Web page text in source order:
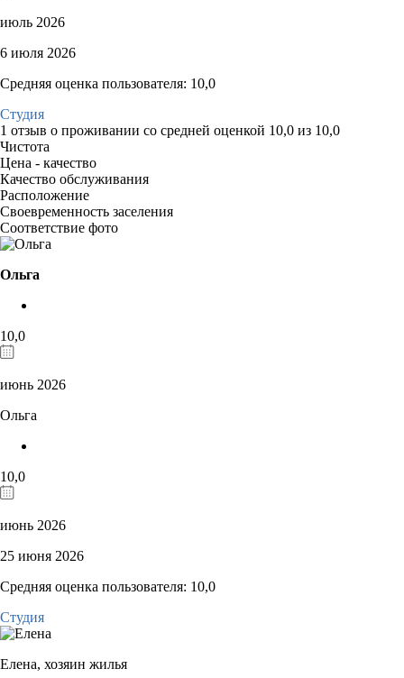
июль 2026
6 июля 2026
Средняя оценка пользователя: 10,0
Студия
1 отзыв о проживании со средней оценкой 10,0 из 10,0
Чистота
Цена - качество
Качество обслуживания
Расположение
Своевременность заселения
Соответствие фото
Ольга
10,0
июнь 2026
Ольга
10,0
июнь 2026
25 июня 2026
Средняя оценка пользователя: 10,0
Студия
Елена, хозяин жилья